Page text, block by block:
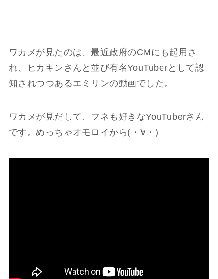
ワカメが見たのは、最近政府のCMにも起用さ
れ、ヒカキンさんと並び有名YouTuberとして認
知されつつあるエミリンの動画でした。
ワカメが見だして、フネも好きなYouTuberさん
です。めっちゃオモロイから(・∀・)